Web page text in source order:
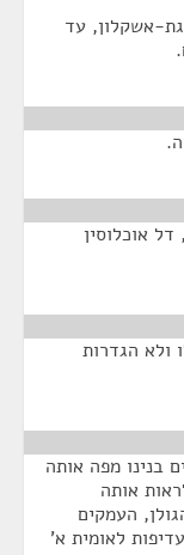
אשקלון, עד
אוכלוסין
ולא הגדרות
בנינו מפה אותה
אותה
העמקים
לאומית א'